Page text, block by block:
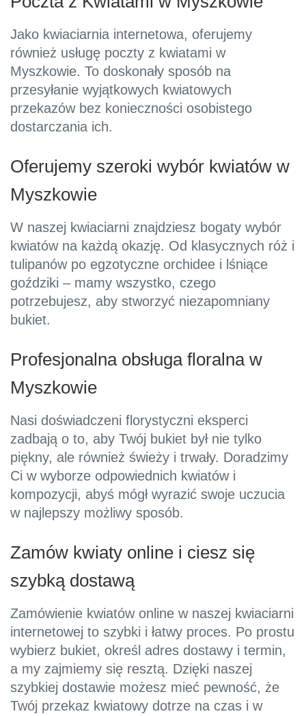
Jako kwiaciarnia internetowa, oferujemy
również usługę poczty z kwiatami w
Myszkowie. To doskonały sposób na
przesyłanie wyjątkowych kwiatowych
przekazów bez konieczności osobistego
dostarczania ich.
Oferujemy szeroki wybór kwiatów w
Myszkowie
W naszej kwiaciarni znajdziesz bogaty wybór
kwiatów na każdą okazję. Od klasycznych róż i
tulipanów po egzotyczne orchidee i lśniące
goździki – mamy wszystko, czego
potrzebujesz, aby stworzyć niezapomniany
bukiet.
Profesjonalna obsługa floralna w
Myszkowie
Nasi doświadczeni florystyczni eksperci
zadbają o to, aby Twój bukiet był nie tylko
piękny, ale również świeży i trwały. Doradzimy
Ci w wyborze odpowiednich kwiatów i
kompozycji, abyś mógł wyrazić swoje uczucia
w najlepszy możliwy sposób.
Zamów kwiaty online i ciesz się
szybką dostawą
Zamówienie kwiatów online w naszej kwiaciarni
internetowej to szybki i łatwy proces. Po prostu
wybierz bukiet, określ adres dostawy i termin,
a my zajmiemy się resztą. Dzięki naszej
szybkiej dostawie możesz mieć pewność, że
Twój przekaz kwiatowy dotrze na czas i w